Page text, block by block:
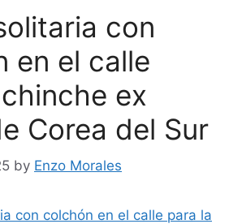
con
en el calle
ex
Corea del Sur
by Enzo Morales